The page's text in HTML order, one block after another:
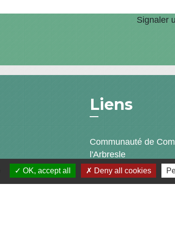
Signaler
Liens
Communauté de
l'Arbresle
Gîtes de France
Agir pour
OK, accept all Deny all cookies